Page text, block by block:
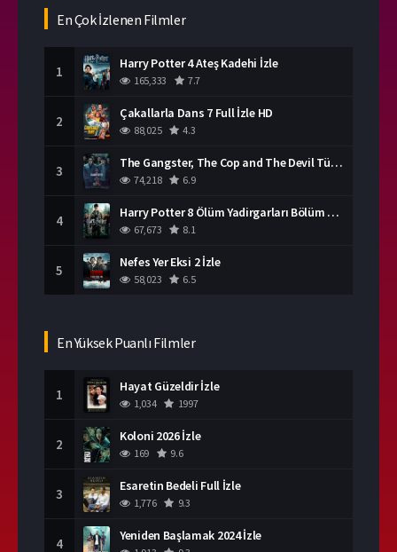
En Çok İzlenen Filmler
1 Harry Potter 4 Ateş Kadehi İzle
165,333 7.7
2 Çakallarla Dans 7 Full İzle HD
88,025 4.3
3 The Gangster, The Cop and The Devil Türkçe Dublaj İzle
74,218 6.9
4 Harry Potter 8 Ölüm Yadirgarları Bölüm 2 İzle
67,673 8.1
5 Nefes Yer Eksi 2 İzle
58,023 6.5
En Yüksek Puanlı Filmler
1 Hayat Güzeldir İzle
1,034 1997
2 Koloni 2026 İzle
169 9.6
3 Esaretin Bedeli Full İzle
1,776 9.3
4 Yeniden Başlamak 2024 İzle